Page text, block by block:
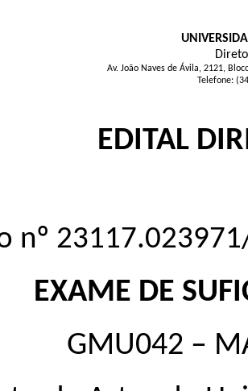
Av. João Naves de Ávila, 2121,
Telefone:
EDITAL
nº
EXAME DE
GMU042 –